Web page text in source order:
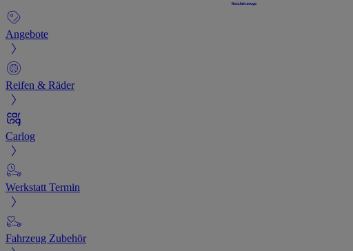
Angebote
Reifen & Räder
Carlog
Werkstatt Termin
Fahrzeug Zubehör